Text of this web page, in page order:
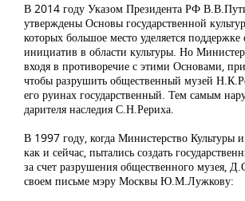
В 2014 году Указом Президента РФ
утверждены Основы государственной
которых большое место уделяется
инициатив в области культуры. Но
входя в противоречие с этими Основами,
чтобы разрушить общественный музей
его руинах государственный. Тем самым
дарителя наследия С.Н.Рериха.
В 1997 году, когда Министерство Культуры
как и сейчас, пытались создать
за счет разрушения общественного музея,
своем письме мэру Москвы Ю.М.Лужкову: